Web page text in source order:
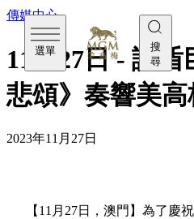
選單
搜
尋
傳媒中心
11月27日 - 譚盾
悲頌》奏響美
2023年11月27日
【11月27日，澳門】為了慶